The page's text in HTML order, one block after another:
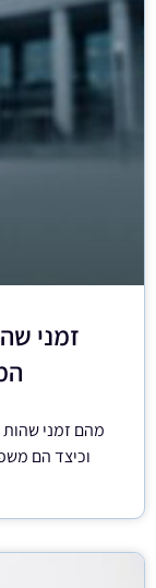
זמני
מהם זמני שהות
וכיצד הם